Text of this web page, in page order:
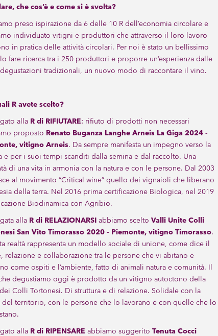
che cos’è e come si è svolta?
preso ispirazione da 6 delle 10 R dell’economia circolare e
individuato vitigni e produttori che attraverso il loro lavoro
in pratica delle attività circolari. Per noi è stato un bellissimo
fare ricerca tra i 250 produttori e proporre un’esperienza dalle
tradizionali, un nuovo modo di raccontare il vino.
R avete scelto?
alla R di RIFIUTARE: rifiuto di prodotti non necessari
proposto Renato Buganza Langhe Arneis La Giga 2024 -
vitigno Arneis. Da sempre manifesta un impegno verso la
e per i suoi tempi scanditi dalla semina e dal raccolto. Una
di una vita in armonia con la natura e con le persone. Dal 2003
al movimento “Critical wine” quello dei vignaioli che liberano
della terra. Nel 2016 prima certificazione Biologica, nel 2019
Biodinamica con Agribio.
alla R di RELAZIONARSIabbiamo scelto Valli Unite Colli
San Vito Timorasso 2020 - Piemonte, vitigno Timorasso.
realtà rappresenta un modello sociale di unione, come dice il
relazione e collaborazione tra le persone che vi abitano e
come ospiti e l’ambiente, fatto di animali natura e comunità. Il
degustiamo oggi è prodotto da un vitigno autoctono della
Colli Tortonesi. Di struttura e di relazione. Solidale con la
del territorio, con le persone che lo lavorano e con quelle che lo
alla R di RIPENSARE abbiamo suggerito Tenuta Cocci